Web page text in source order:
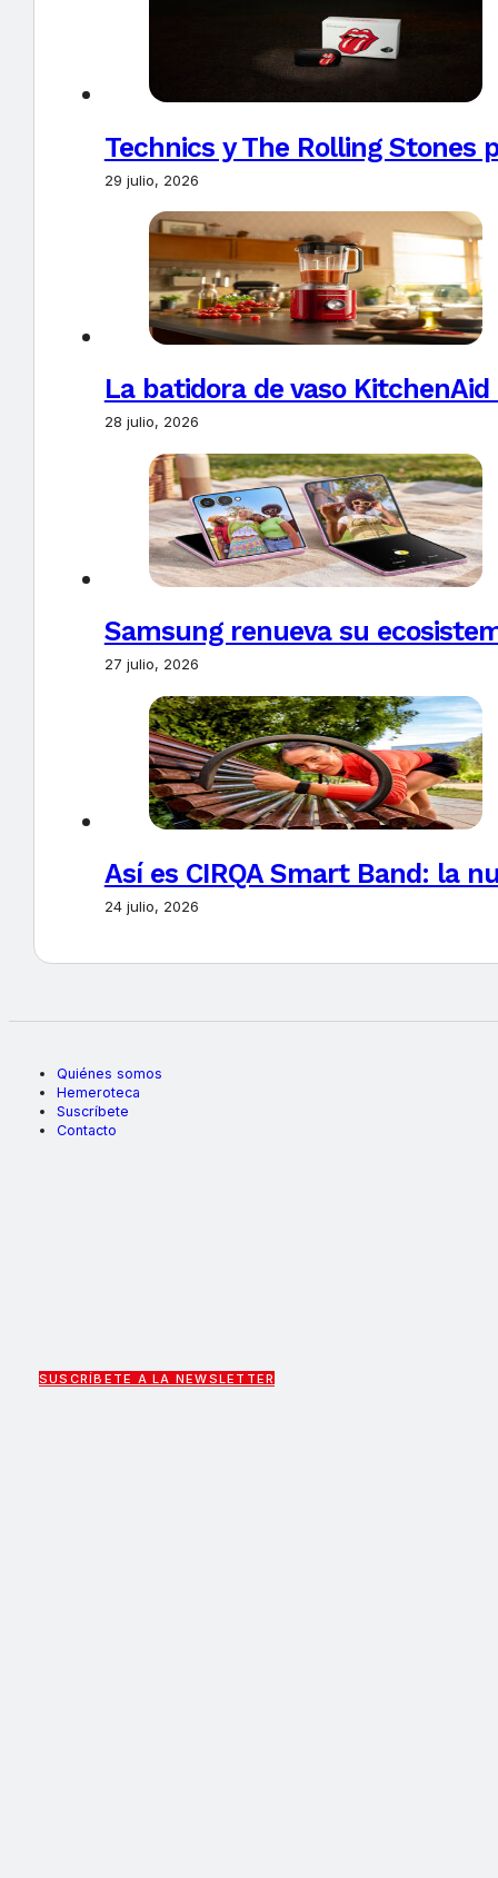
Technics y The Rolling Stones
29 julio, 2026
La batidora de vaso
28 julio, 2026
Samsung renueva su
27 julio, 2026
Así es CIRQA Smart Band: la
24 julio, 2026
Quiénes somos
Hemeroteca
Suscríbete
Contacto
SUSCRÍBETE A LA NEWSLETTER